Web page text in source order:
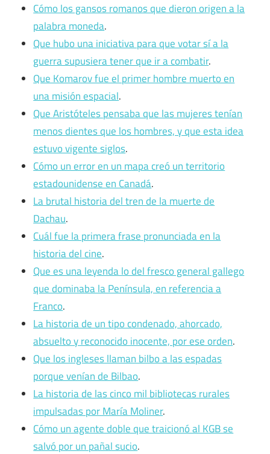
Cómo los gansos romanos que dieron origen a la
palabra moneda.
Que hubo una iniciativa para que votar sí a la
guerra supusiera tener que ir a combatir.
Que Komarov fue el primer hombre muerto en
una misión espacial.
Que Aristóteles pensaba que las mujeres tenían
menos dientes que los hombres, y que esta idea
estuvo vigente siglos.
Cómo un error en un mapa creó un territorio
estadounidense en Canadá.
La brutal historia del tren de la muerte de
Dachau.
Cuál fue la primera frase pronunciada en la
historia del cine.
Que es una leyenda lo del fresco general gallego
que dominaba la Península, en referencia a
Franco.
La historia de un tipo condenado, ahorcado,
absuelto y reconocido inocente, por ese orden.
Que los ingleses llaman bilbo a las espadas
porque venían de Bilbao.
La historia de las cinco mil bibliotecas rurales
impulsadas por María Moliner.
Cómo un agente doble que traicionó al KGB se
salvó por un pañal sucio.